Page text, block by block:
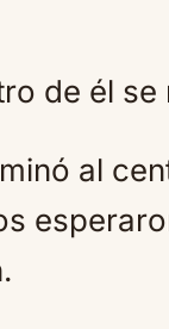
de él se
al